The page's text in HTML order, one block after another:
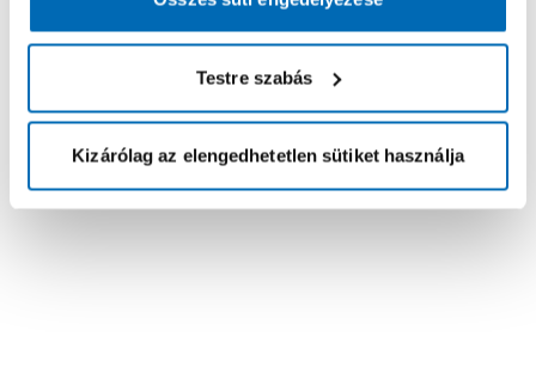
Testre szabás
Kizárólag az elengedhetetlen sütiket használja